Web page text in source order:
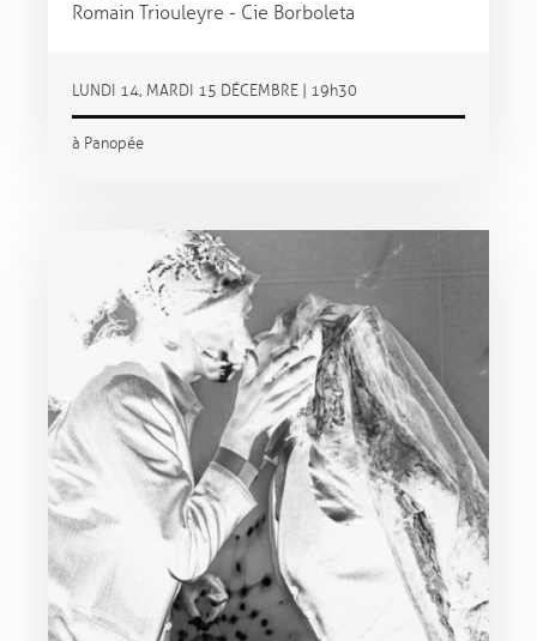
Romain Triouleyre - Cie Borboleta
LUNDI 14, MARDI 15 DÉCEMBRE | 19h30
à Panopée